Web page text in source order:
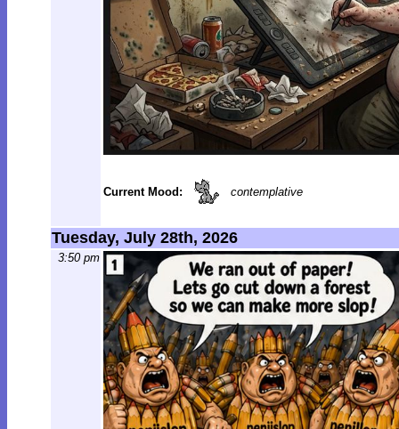
Current Mood: contemplative
Tuesday, July 28th, 2026
3:50 pm